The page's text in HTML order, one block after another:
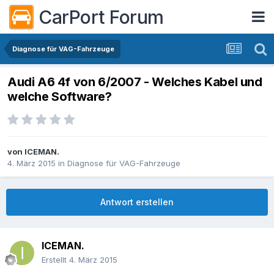
CarPort Forum
Diagnose für VAG-Fahrzeuge
Audi A6 4f von 6/2007 - Welches Kabel und
welche Software?
von ICEMAN.
4. März 2015 in Diagnose für VAG-Fahrzeuge
Antwort erstellen
ICEMAN.
Erstellt 4. März 2015